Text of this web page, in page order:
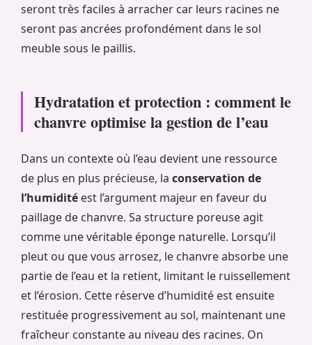
seront très faciles à arracher car leurs racines ne
seront pas ancrées profondément dans le sol
meuble sous le paillis.
Hydratation et protection : comment le
chanvre optimise la gestion de l’eau
Dans un contexte où l’eau devient une ressource
de plus en plus précieuse, la conservation de
l’humidité est l’argument majeur en faveur du
paillage de chanvre. Sa structure poreuse agit
comme une véritable éponge naturelle. Lorsqu’il
pleut ou que vous arrosez, le chanvre absorbe une
partie de l’eau et la retient, limitant le ruissellement
et l’érosion. Cette réserve d’humidité est ensuite
restituée progressivement au sol, maintenant une
fraîcheur constante au niveau des racines. On